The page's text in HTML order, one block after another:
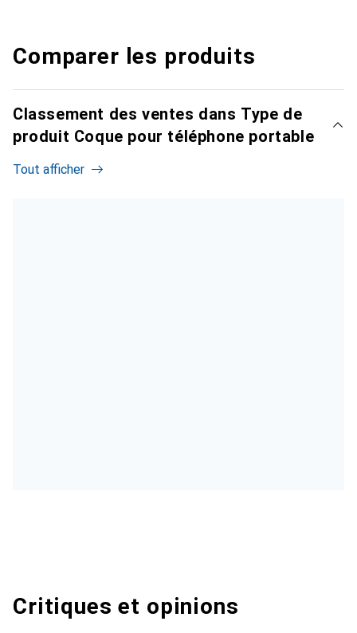
Comparer les produits
Classement des ventes dans Type de
produit Coque pour téléphone portable
Tout afficher
Critiques et opinions